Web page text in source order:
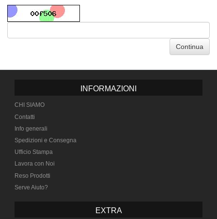
Continua
INFORMAZIONI
CHI SIAMO
Contatti
Info generali
Spedizioni e Consegna
Ufficio Stampa
Lavora con Noi
Reso Prodotti
Serve Aiuto?
EXTRA